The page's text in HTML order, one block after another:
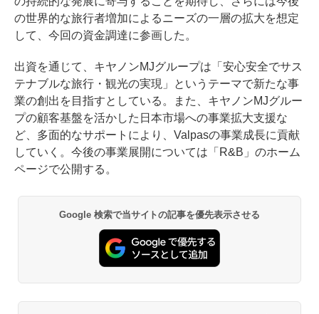
の世界的な旅行者増加によるニーズの一層の拡大を想定
して、今回の資金調達に参画した。
出資を通じて、キヤノンMJグループは「安心安全でサス
テナブルな旅行・観光の実現」というテーマで新たな事
業の創出を目指すとしている。また、キヤノンMJグルー
プの顧客基盤を活かした日本市場への事業拡大支援な
ど、多面的なサポートにより、Valpasの事業成長に貢献
していく。今後の事業展開については「R&B」のホーム
ページで公開する。
Google 検索で当サイトの記事を優先表示させる